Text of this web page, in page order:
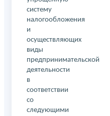
систему
налогообложения
и
осуществляющих
виды
предпринимательской
деятельности
в
соответствии
со
следующими